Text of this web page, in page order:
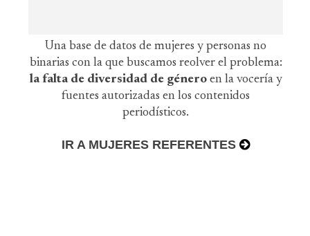
Una base de datos de mujeres y personas no
binarias con la que buscamos reolver el problema:
la falta de diversidad de género en la vocería y
fuentes autorizadas en los contenidos
periodísticos.
IR A MUJERES REFERENTES